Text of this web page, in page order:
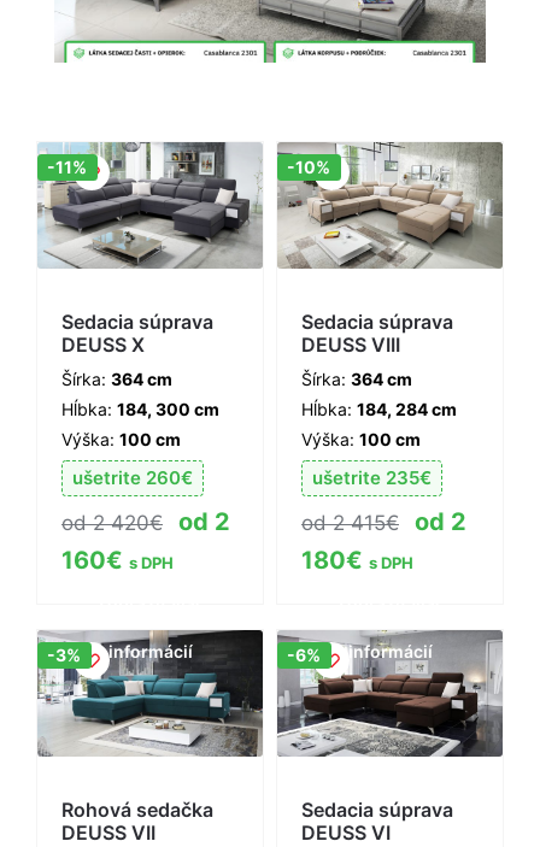
Zľava!
-11%
Sedacia súprava
DEUSS X
Šírka: 364 cm
Hĺbka: 184, 300 cm
Výška: 100 cm
ušetrite 260€
2 420€
2
160€ s DPH
informácií
Zľava!
-10%
Sedacia súprava
DEUSS VIII
Šírka: 364 cm
Hĺbka: 184, 284 cm
Výška: 100 cm
ušetrite 235€
2 415€
2
180€ s DPH
informácií
Zľava!
-3%
Rohová sedačka
DEUSS VII
Zľava!
-6%
Sedacia súprava
DEUSS VI